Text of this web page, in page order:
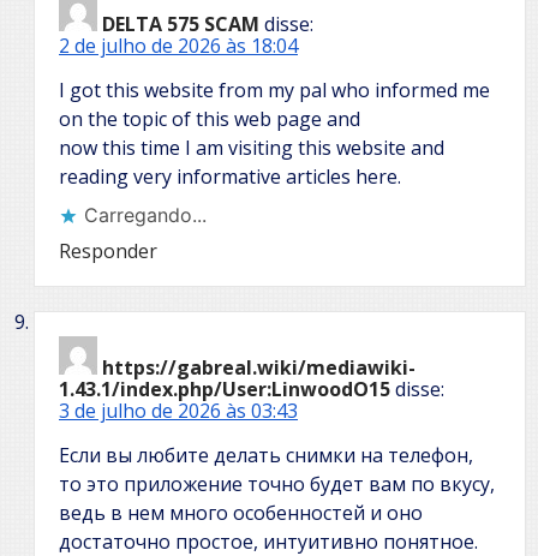
DELTA 575 SCAM disse:
2 de julho de 2026 às 18:04
I got this website from my pal who informed me
on the topic of this web page and
now this time I am visiting this website and
reading very informative articles here.
Carregando...
Responder
https://gabreal.wiki/mediawiki-
1.43.1/index.php/User:LinwoodO15disse:
3 de julho de 2026 às 03:43
Если вы любите делать снимки на телефон,
то это приложение точно будет вам по вкусу,
ведь в нем много особенностей и оно
достаточно простое, интуитивно понятное.